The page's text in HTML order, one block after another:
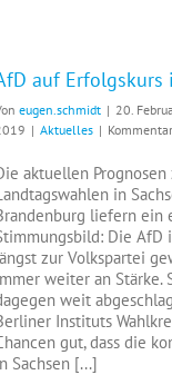
auf
eugen.schmidt | 20.
| Aktuelles |
aktuellen
in
liefern ein
Die
zur Volkspartei
weiter an Stärke.
weit
Instituts
gut, dass die
Sachsen [...]